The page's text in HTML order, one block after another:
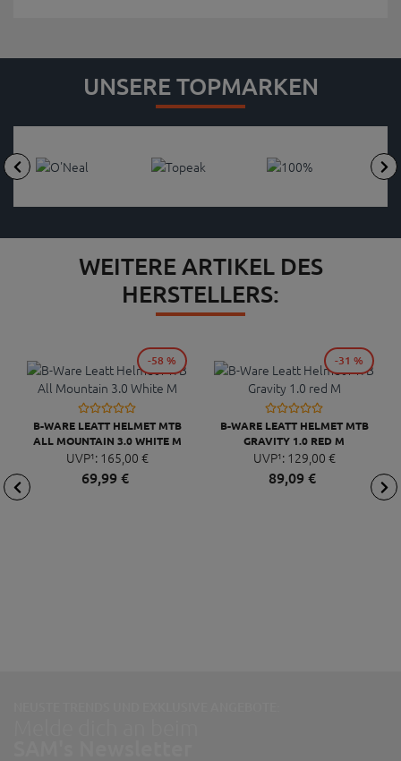
UNSERE TOPMARKEN
WEITERE ARTIKEL DES
HERSTELLERS:
B-WARE LEATT HELMET MTB
ALL MOUNTAIN 3.0 WHITE M
UVP¹: 165,00 €
69,99 €
-58 %
B-WARE LEATT HELMET MTB
GRAVITY 1.0 RED M
UVP¹: 129,00 €
89,09 €
-31 %